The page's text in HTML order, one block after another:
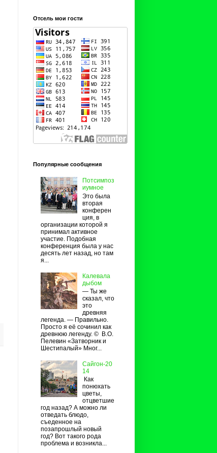
Отсель мои гости
Популярные сообщения
Потсимпоз
иумное
Это была
вторая
конферен
ция, в
организации которой я
принимал активное
участие. Подобная
конференция была у нас
десять лет назад, но там
я...
Калевала
дыбом
— Ты же
сказал, что
это
древняя
легенда. — Правильно.
Просто я её сочинил как
древнюю легенду. © В.О.
Пелевин «Затворник и
Шестипалый» Мног...
Сайгон-20
14
Как
понюхать
цветы,
отцветшие
год назад? А можно ли
отведать блюдо,
съеденное на
позапрошлый новый
год? Вот такого рода
проблема и возникла...